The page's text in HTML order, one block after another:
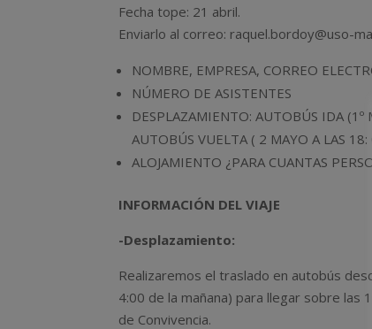
Fecha tope: 21 abril.
Enviarlo al correo: raquel.bordoy@uso-
NOMBRE, EMPRESA, CORREO
NÚMERO DE ASISTENTES
DESPLAZAMIENTO: AUTOBÚS IDA (1º
AUTOBÚS VUELTA ( 2 MAYO A LAS 18:
ALOJAMIENTO ¿PARA CUANTAS
INFORMACIÓN DEL VIAJE
-Desplazamiento:
Realizaremos el traslado en autobús
4:00 de la mañana) para llegar sobre las
de Convivencia.